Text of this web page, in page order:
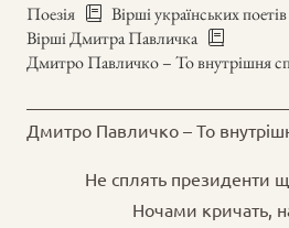
Поезія
Вірші українських
Вірші Дмитра Павличка
Дмитро Павличко – То внутрішня
Дмитро Павличко – То
Не сплять президенти
Ночами кричать,